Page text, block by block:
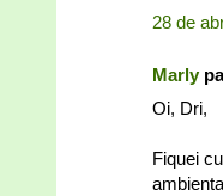
28 de
Marly
Oi, Dri,
Fiquei